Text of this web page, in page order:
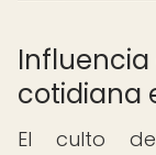
Influencia
cotidiana
El culto